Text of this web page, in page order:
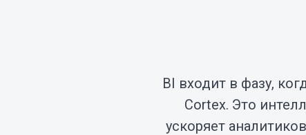
BI входит в фазу,
Cortex. Это
ускоряет